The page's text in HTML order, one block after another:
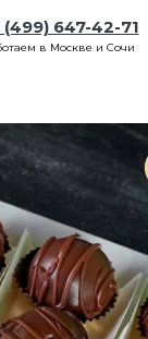
42-71
и Сочи